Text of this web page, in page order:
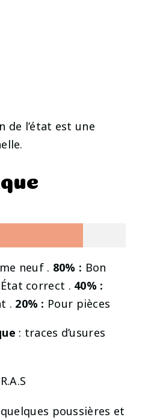
de l’état est une
neuf . 80% : Bon
État correct . 40% :
. 20% : Pour pièces
: traces d’usures
poussières et